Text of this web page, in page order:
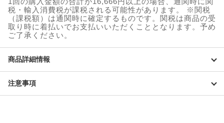
ク
個
税・輸入消費税が課税される可能性があります。 ※関税
（課税額）は通関時に確定するものです。関税は商品の受
取り時に着払いでお支払いいただくこととなります。予め
ご了承ください。
商品詳細情報
注意事項